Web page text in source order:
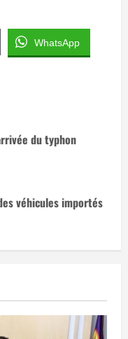
WhatsApp
du typhon
véhicules importés